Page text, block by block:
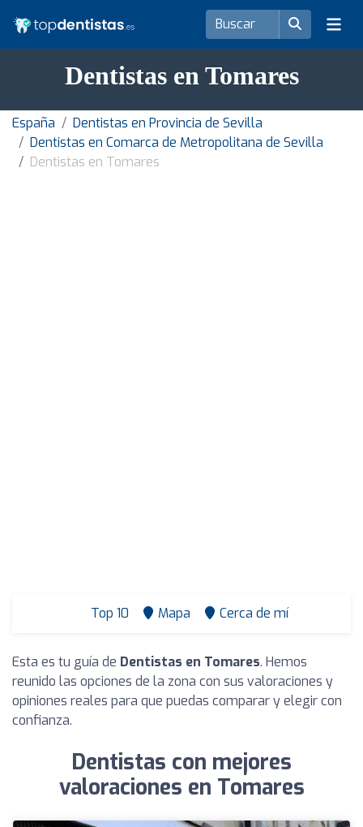
Dentistas en Tomares
España
Dentistas en Provincia de Sevilla
Dentistas en Comarca de Metropolitana de Sevilla
Dentistas en Tomares
Top 10 Mapa Cerca de mí
Esta es tu guía de Dentistas en Tomares. Hemos
reunido las opciones de la zona con sus valoraciones y
opiniones reales para que puedas comparar y elegir con
confianza.
Dentistas con mejores
valoraciones en Tomares